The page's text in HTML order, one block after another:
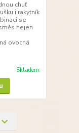
chuť
i rakytník
se
nejen
ovocná
Skladem